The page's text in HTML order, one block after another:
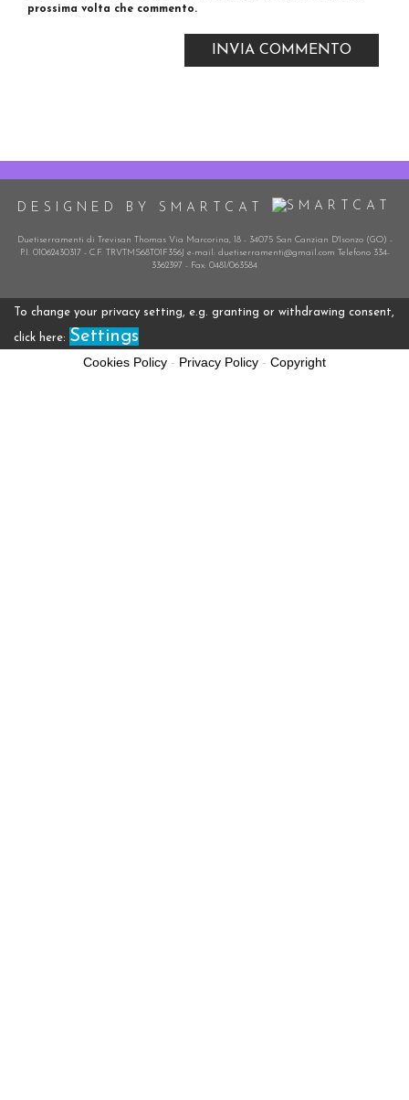
prossima volta che commento.
DESIGNED BY SMARTCAT
Duetiserramenti di Trevisan Thomas Via Marcorina, 18 - 34075 San Canzian D'Isonzo (GO) -
P.I. 01062430317 - C.F. TRVTMS68T01F356J e-mail: duetiserramenti@gmail.com Telefono 334-
3362397 - Fax: 0481/063584
To change your privacy setting, e.g. granting or withdrawing consent,
click here: Settings
Cookies Policy - Privacy Policy - Copyright